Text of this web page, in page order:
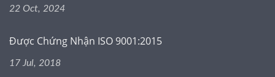
22 Oct, 2024
Được Chứng Nhận ISO 9001:2015
17 Jul, 2018